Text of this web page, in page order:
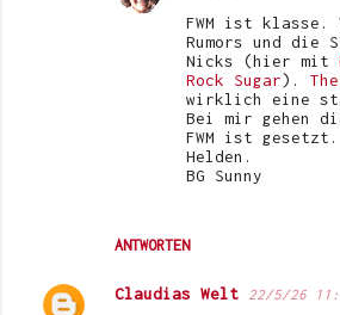
ANTWORTEN
FWM ist klasse.
Rumors und die
Nicks (hier mit
Rock Sugar).
wirklich eine
Bei mir gehen
FWM ist
Helden.
BG Sunny
Claudias Welt 22/5/26